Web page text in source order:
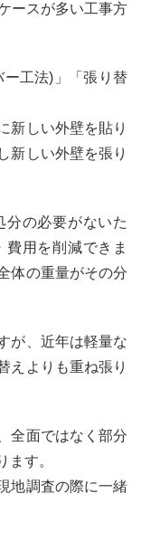
ースが多い工事方
工法)」「張り替
新しい外壁を貼り
新しい外壁を張り
分の必要がないた
用を削減できま
体の重量がその分
が、近年は軽量な
えよりも重ね張り
全面ではなく部分
ます。
地調査の際に一緒